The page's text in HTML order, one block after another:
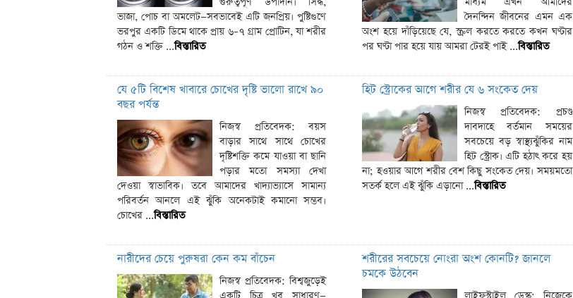
ভাজা, পোচ বা অমলেট—সবভাবেই এটি জনপ্রিয়। পুষ্টিগুণে
ভরপুর একটি ডিমে থাকে প্রায় ৬–৭ গ্রাম প্রোটিন, যা শরীর
গঠন ও শক্তি ...বিস্তারিত
দৈনন্দিন জীবনের এমন এক
অংশ হয়ে দাঁড়িয়েছে যে, স্ক্রল করতে করতে কখন ঘণ্টার
পর ঘণ্টা পার হয়ে যায় আমরা টেরই পাই ...বিস্তারিত
যে ৫টি বিশেষ খাবারে চোখের দৃষ্টি ভালো রাখে ৯০
বছর পর্যন্ত
নিজস্ব প্রতিবেদক: বয়স
বাড়ার সাথে সাথে চোখের
দৃষ্টিশক্তি কমে যাওয়া বা ছানি
পড়ার মতো সমস্যা দেখা
দেওয়া স্বাভাবিক। তবে আমাদের খাদ্যাভ্যাসে সামান্য
পরিবর্তন আনলে এই ঝুঁকি অনেকটাই কমানো সম্ভব।
চোখের ...বিস্তারিত
হিট স্ট্রোকের আগে শরীর যে ৬ সংকেত দেয়
নিজস্ব প্রতিবেদক: প্রচণ্ড
দাবদাহে বর্তমান সময়ের
সবচেয়ে বড় স্বাস্থ্যঝুঁকির নাম
হিট স্ট্রোক। এটি হঠাৎ করে হয়
না; হওয়ার আগে শরীর বেশ কিছু সংকেত দেয়। সময়মতো
সতর্ক হলে এই ঝুঁকি এড়ানো ...বিস্তারিত
নারীদের চেয়ে পুরুষরা কেন কম বাঁচেন
নিজস্ব প্রতিবেদক: বিশ্বজুড়েই
শরীরের সবচেয়ে নোংরা অংশ কোনটি? জানলে
চমকে উঠবেন